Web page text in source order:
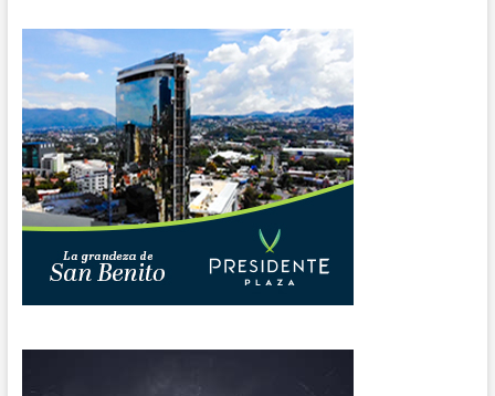
costa
salvadoreña